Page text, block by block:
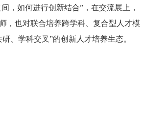
，如何进行创新结合”，在交流展上，
，也对联合培养跨学科、复合型人才模
、学科交叉”的创新人才培养生态。